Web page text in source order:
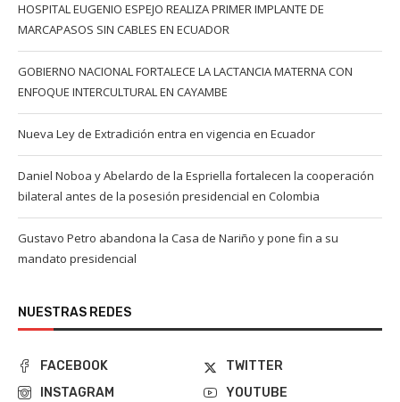
HOSPITAL EUGENIO ESPEJO REALIZA PRIMER IMPLANTE DE
MARCAPASOS SIN CABLES EN ECUADOR
GOBIERNO NACIONAL FORTALECE LA LACTANCIA MATERNA CON
ENFOQUE INTERCULTURAL EN CAYAMBE
Nueva Ley de Extradición entra en vigencia en Ecuador
Daniel Noboa y Abelardo de la Espriella fortalecen la cooperación
bilateral antes de la posesión presidencial en Colombia
Gustavo Petro abandona la Casa de Nariño y pone fin a su
mandato presidencial
NUESTRAS REDES
FACEBOOK
TWITTER
INSTAGRAM
YOUTUBE